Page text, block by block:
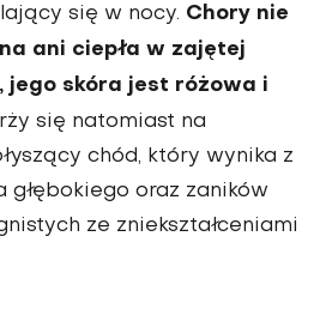
się w nocy. Chory nie
ani ciepła w zajętej
jego skóra jest różowa i
się natomiast na
chód, który wynika z
głębokiego oraz zaników
ze zniekształceniami